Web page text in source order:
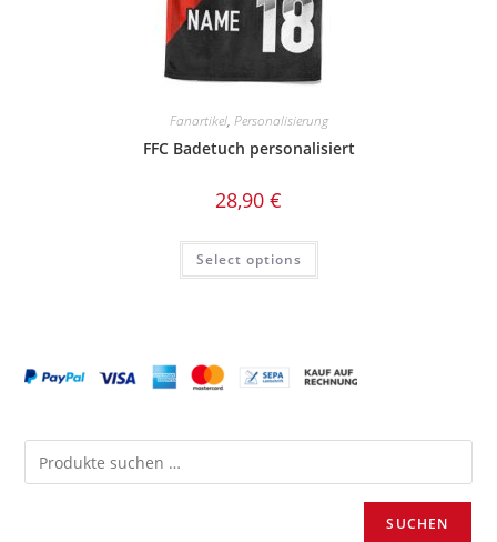
Fanartikel, Personalisierung
FFC Badetuch personalisiert
28,90 €
Select options
SUCHEN